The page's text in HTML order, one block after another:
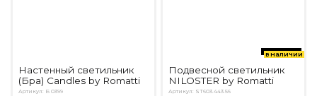
Настенный светильник
(Бра) Candles by Romatti
Артикул: Б 0399
в наличии
Подвесной светильник
NILOSTER by Romatti
Артикул: ST603.443.56